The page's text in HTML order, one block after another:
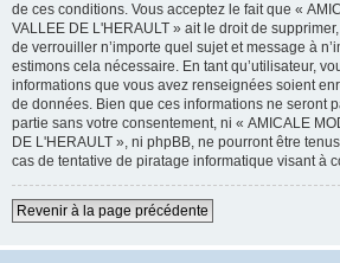
de ces conditions. Vous acceptez le fait que «
VALLEE DE L'HERAULT » ait le droit de
de verrouiller n’importe quel sujet et message à
estimons cela nécessaire. En tant qu’utilisateur,
informations que vous avez renseignées soient
de données. Bien que ces informations ne seront
partie sans votre consentement, ni « AMICALE
DE L'HERAULT », ni phpBB, ne pourront être
cas de tentative de piratage informatique visant à
Revenir à la page précédente